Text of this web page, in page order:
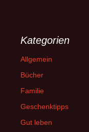
Kategorien
Allgemein
Bücher
Familie
Geschenktipps
Gut leben